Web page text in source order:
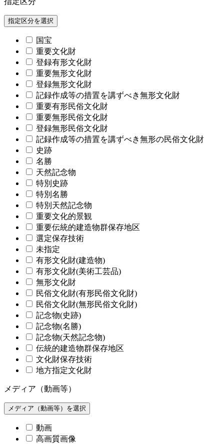
指定区分を選択
国宝
重要文化財
登録有形文化財
重要無形文化財
登録無形文化財
記録作成等の措置を講ずべき無形文化財
重要有形民俗文化財
重要無形民俗文化財
登録無形民俗文化財
記録作成等の措置を講ずべき無形の民俗文化財
史跡
名勝
天然記念物
特別史跡
特別名勝
特別天然記念物
重要文化的景観
重要伝統的建造物群保存地区
選定保存技術
未指定
有形文化財(建造物)
有形文化財(美術工芸品)
無形文化財
民俗文化財(有形民俗文化財)
民俗文化財(無形民俗文化財)
記念物(史跡)
記念物(名勝)
記念物(天然記念物)
伝統的建造物群保存地区
文化財保存技術
地方指定文化財
メディア（動画等）
メディア（動画等）を選択
動画
高画質画像